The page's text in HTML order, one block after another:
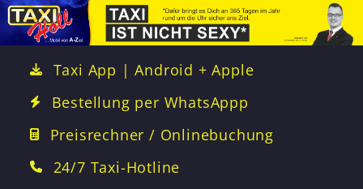
Taxi App | Android + Apple
Bestellung per WhatsAppp
Preisrechner / Onlinebuchung
24/7 Taxi-Hotline